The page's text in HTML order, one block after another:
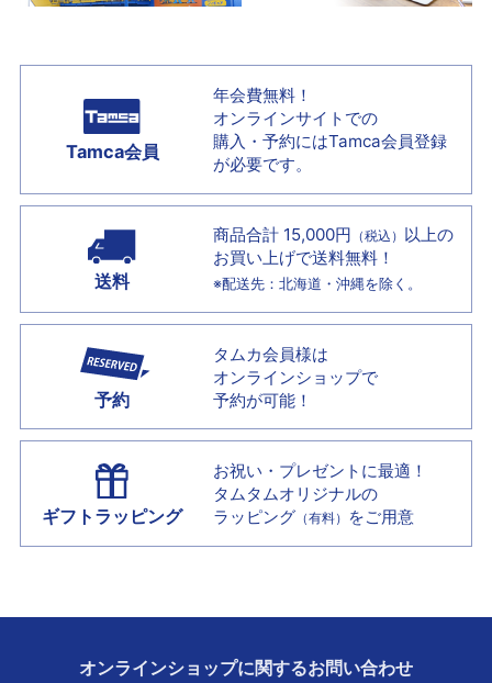
Tamca会員
年会費無料！
オンラインサイトでの
購入・予約にはTamca会員登録
が必要です。
送料
商品合計 15,000円 （税込） 以上の
お買い上げで送料無料！
※配送先：北海道・沖縄を除く。
予約
タムカ会員様は
オンラインショップで
予約が可能！
ギフトラッピング
お祝い・プレゼントに最適！
タムタムオリジナルの
ラッピング （有料） をご用意
オンラインショップに関するお問い合わせ